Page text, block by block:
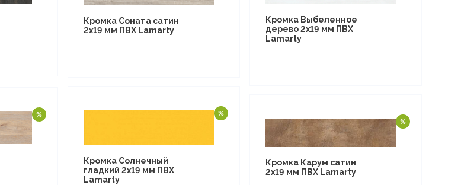
Кромка Соната сатин
2х19 мм ПВХ Lamarty
Кромка Выбеленное
дерево 2х19 мм ПВХ
Lamarty
Кромка Солнечный
гладкий 2х19 мм ПВХ
Lamarty
Кромка Карум сатин
2х19 мм ПВХ Lamarty